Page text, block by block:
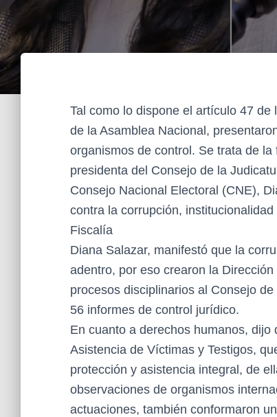
Tal como lo dispone el artículo 47
de la Asamblea Nacional,
organismos de control. Se trata de
presidenta del Consejo de la
Consejo Nacional Electoral (CNE),
contra la corrupción,
Fiscalía
Diana Salazar, manifestó que la
adentro, por eso crearon la
procesos disciplinarios al Consejo
56 informes de control jurídico.
En cuanto a derechos humanos,
Asistencia de Víctimas y Testigos,
protección y asistencia integral, de
observaciones de organismos
actuaciones, también conformaron